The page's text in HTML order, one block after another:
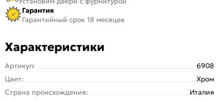
Гарантия
Гарантийный срок 18 месяцев
Характеристики
Артикул:
6908
Цвет:
Хром
Страна происхождения:
Италия